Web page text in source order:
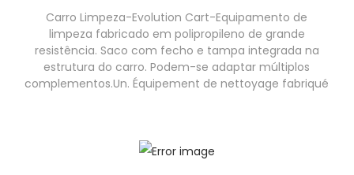
Carro Limpeza-Evolution Cart-Equipamento de
limpeza fabricado em polipropileno de grande
resistência. Saco com fecho e tampa integrada na
estrutura do carro. Podem-se adaptar múltiplos
complementos.Un. Équipement de nettoyage fabriqué